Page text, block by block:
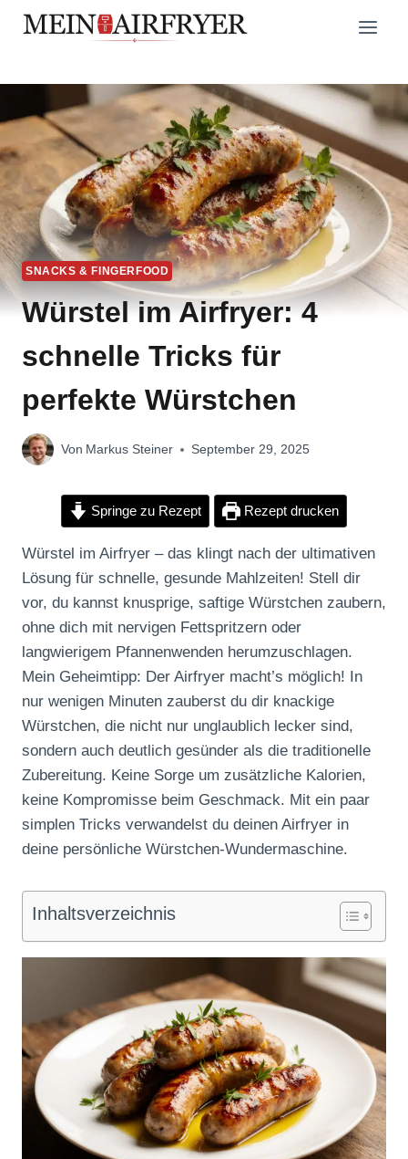
Zum
Inhalt
SNACKS & FINGERFOOD
Würstel im Airfryer: 4
schnelle Tricks für
perfekte Würstchen
Von Markus Steiner September 29, 2025
Springe zu Rezept Rezept drucken
Würstel im Airfryer – das klingt nach der ultimativen
Lösung für schnelle, gesunde Mahlzeiten! Stell dir
vor, du kannst knusprige, saftige Würstchen zaubern,
ohne dich mit nervigen Fettspritzern oder
langwierigem Pfannenwenden herumzuschlagen.
Mein Geheimtipp: Der Airfryer macht’s möglich! In
nur wenigen Minuten zauberst du dir knackige
Würstchen, die nicht nur unglaublich lecker sind,
sondern auch deutlich gesünder als die traditionelle
Zubereitung. Keine Sorge um zusätzliche Kalorien,
keine Kompromisse beim Geschmack. Mit ein paar
simplen Tricks verwandelst du deinen Airfryer in
deine persönliche Würstchen-Wundermaschine.
Inhaltsverzeichnis